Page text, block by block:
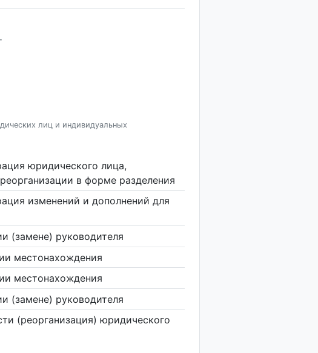
лиц и индивидуальных
юридического лица,
в форме разделения
изменений и дополнений для
(замене) руководителя
местонахождения
местонахождения
(замене) руководителя
(реорганизация) юридического